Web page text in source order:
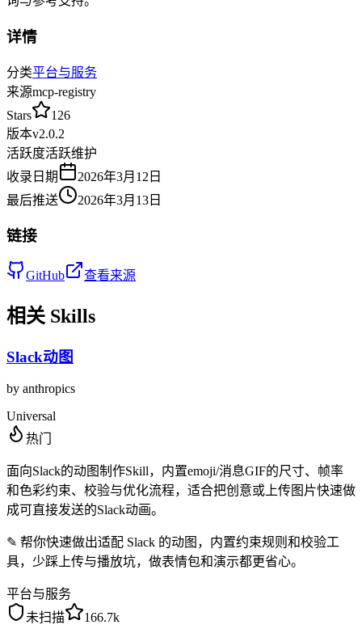
详情
分类平台与服务
来源mcp-registry
Stars
126
版本v2.0.2
活跃度活跃维护
收录日期
2026年3月12日
最后推送
2026年3月13日
链接
GitHub 查看来源
相关 Skills
Slack动图
by anthropics
Universal
热门
面向Slack的动图制作Skill，内置emoji/消息GIF的尺寸、帧率
和色彩约束、校验与优化流程，适合把创意或上传图片快速做
成可直接发送的Slack动画。
✎ 帮你快速做出适配 Slack 的动图，内置约束规则和校验工
具，少踩上传与播放坑，做表情包和演示都更省心。
平台与服务
未扫描
166.7k